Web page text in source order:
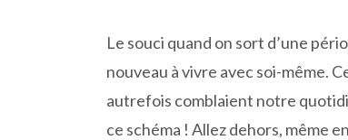
Le souci quand on sort d’une
nouveau à vivre avec soi-même.
autrefois comblaient notre
ce schéma ! Allez dehors, même